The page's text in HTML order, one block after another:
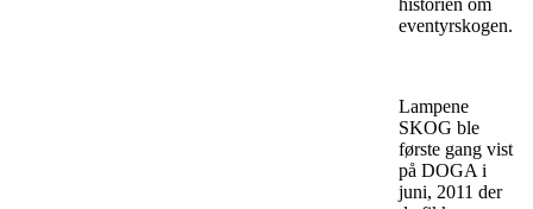
eventyrskogen.
Lampene
SKOG ble
første gang vist
på DOGA i
juni, 2011 der